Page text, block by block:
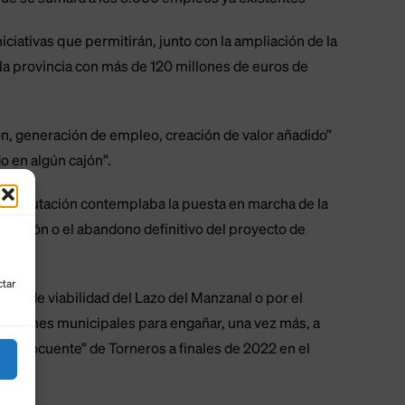
que permitirán, junto con la ampliación de la
provincia con más de 120 millones de euros de
generación de empleo, creación de valor añadido”
en algún cajón”.
contemplaba la puesta en marcha de la
León o el abandono definitivo del proyecto de
de viabilidad del Lazo del Manzanal o por el
municipales para engañar, una vez más, a
de Torneros a finales de 2022 en el